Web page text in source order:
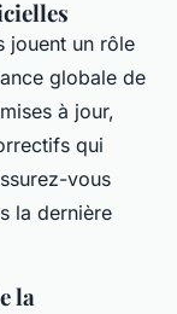
jouent un rôle
globale de
à jour,
qui
vous
la dernière
la